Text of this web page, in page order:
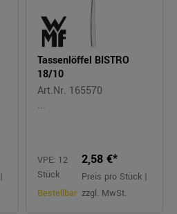
Tassenlöffel BISTRO
18/10
Art.Nr. 165570
...
VPE: 12
Stück
Bestellbar
2,58 €*
Preis pro Stück |
zzgl. MwSt.